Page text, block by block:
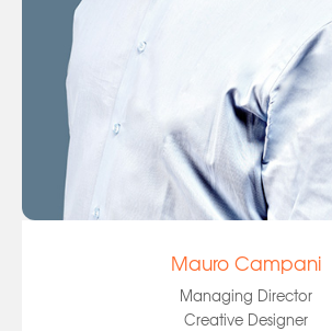
Mauro Campani
Managing Director
Creative Designer